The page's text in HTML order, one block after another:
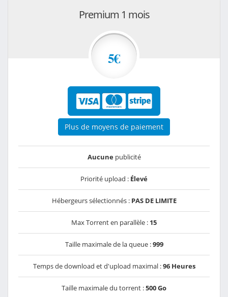
Premium 1 mois
5€
Plus de moyens de paiement
Aucunepublicité
Priorité upload : Élevé
Hébergeurs sélectionnés : PAS DE LIMITE
Max Torrent en parallèle : 15
Taille maximale de la queue :999
Temps de download et d'upload maximal :96 Heures
Taille maximale du torrent :500 Go